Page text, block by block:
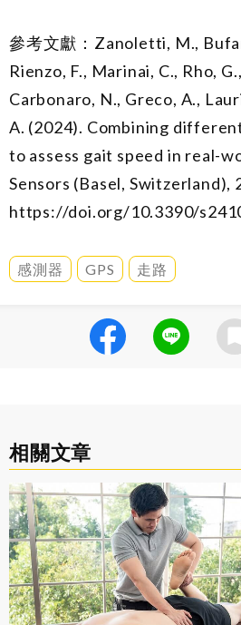
參考文獻：Zanoletti, M.,
Rienzo, F., Marinai, C., Rho,
Carbonaro, N., Greco, A.,
A. (2024). Combining
to assess gait speed in real-
Sensors (Basel, Switzerland),
https://doi.org/10.3390/
感測器 GPS 走路
相關文章